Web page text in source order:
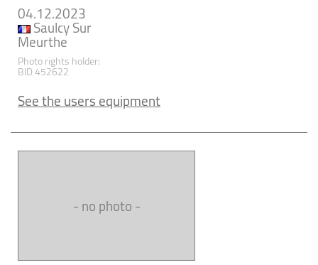
04.12.2023
Saulcy Sur
Meurthe
Photo rights holder:
BID 452622
See the users equipment
- no photo -